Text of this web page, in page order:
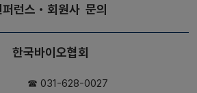
런스・회원사 문의
한국바이오협회
0027